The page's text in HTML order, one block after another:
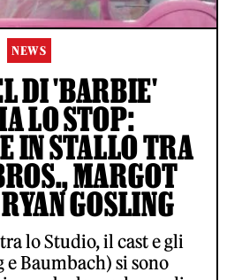
NEWS
DI 'BARBIE'
LO STOP:
IN STALLO TRA
MARGOT
GOSLING
lo Studio, il cast e gli
Baumbach) si sono